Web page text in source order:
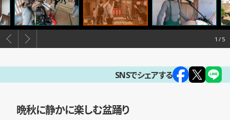
1
SNSでシェアする
晩秋に静かに楽しむ盆踊り